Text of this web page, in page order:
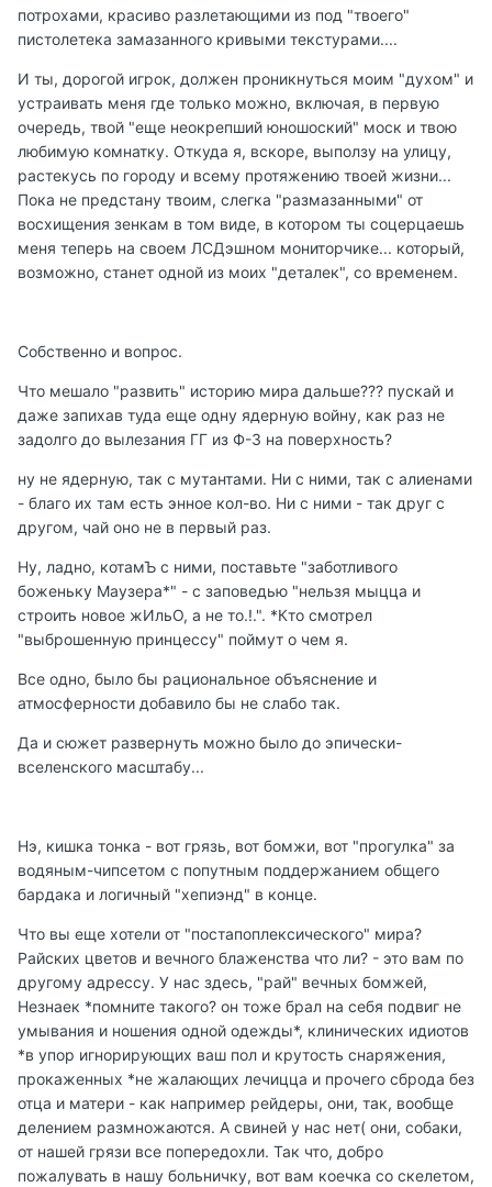
потрохами, красиво разлетающими из под "твоего"
пистолетека замазанного кривыми текстурами....
И ты, дорогой игрок, должен проникнуться моим "духом" и
устраивать меня где только можно, включая, в первую
очередь, твой "еще неокрепший юношоский" моск и твою
любимую комнатку. Откуда я, вскоре, выползу на улицу,
растекусь по городу и всему протяжению твоей жизни...
Пока не предстану твоим, слегка "размазанными" от
восхищения зенкам в том виде, в котором ты соцерцаешь
меня теперь на своем ЛСДэшном мониторчике... который,
возможно, станет одной из моих "деталек", со временем.
Собственно и вопрос.
Что мешало "развить" историю мира дальше??? пускай и
даже запихав туда еще одну ядерную войну, как раз не
задолго до вылезания ГГ из Ф-3 на поверхность?
ну не ядерную, так с мутантами. Ни с ними, так с алиенами
- благо их там есть энное кол-во. Ни с ними - так друг с
другом, чай оно не в первый раз.
Ну, ладно, котамЪ с ними, поставьте "заботливого
боженьку Маузера*" - с заповедью "нельзя мыцца и
строить новое жИльО, а не то.!.". *Кто смотрел
"выброшенную принцессу" поймут о чем я.
Все одно, было бы рациональное объяснение и
атмосферности добавило бы не слабо так.
Да и сюжет развернуть можно было до эпически-
вселенского масштабу...
Нэ, кишка тонка - вот грязь, вот бомжи, вот "прогулка" за
водяным-чипсетом с попутным поддержанием общего
бардака и логичный "хепиэнд" в конце.
Что вы еще хотели от "постапоплексического" мира?
Райских цветов и вечного блаженства что ли? - это вам по
другому адрессу. У нас здесь, "рай" вечных бомжей,
Незнаек *помните такого? он тоже брал на себя подвиг не
умывания и ношения одной одежды*, клинических идиотов
*в упор игнорирующих ваш пол и крутость снаряжения,
прокаженных *не жалающих лечицца и прочего сброда без
отца и матери - как например рейдеры, они, так, вообще
делением размножаются. А свиней у нас нет( они, собаки,
от нашей грязи все попередохли. Так что, добро
пожалувать в нашу больничку, вот вам коечка со скелетом,